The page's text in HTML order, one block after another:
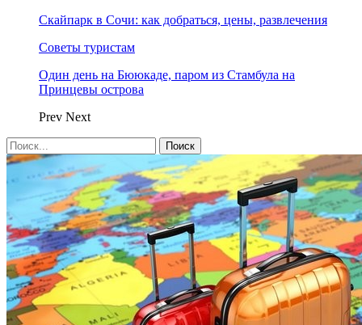
Скайпарк в Сочи: как добраться, цены, развлечения
Советы туристам
Один день на Бююкаде, паром из Стамбула на
Принцевы острова
Prev Next